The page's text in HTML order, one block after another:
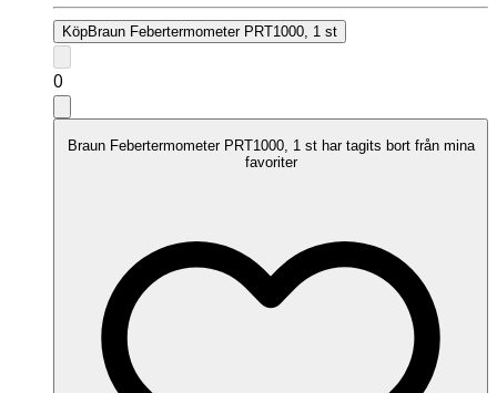
KöpBraun Febertermometer PRT1000, 1 st
0
Braun Febertermometer PRT1000, 1 st har tagits bort från mina
favoriter